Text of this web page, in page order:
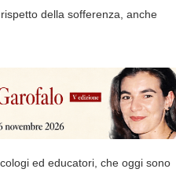
della sofferenza, anche
ed educatori, che oggi sono